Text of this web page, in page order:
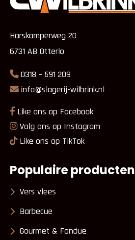
Harskamperweg 20
6731 AB Otterlo
0318 – 591 209
info@slagerij-wilbrink.nl
Like ons op Facebook
Volg ons op Instagram
Like ons op TikTok
Populaire producten
Vers vlees
Barbecue
Gourmet & Fondue